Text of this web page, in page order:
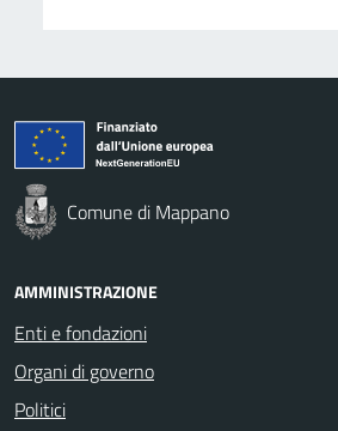
Comune di Mappano
AMMINISTRAZIONE
Enti e fondazioni
Organi di governo
Politici